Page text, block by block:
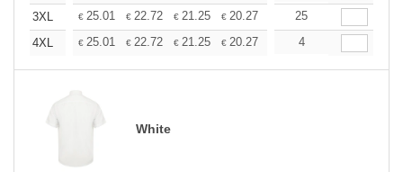
3XL
€ 25.01 € 22.72 € 21.25 € 20.27 19.12
25
4XL
€ 25.01 € 22.72 € 21.25 € 20.27 19.12
4
White